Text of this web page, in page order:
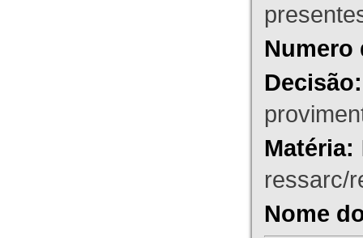
Numero
Decisão:
Matéria:
ressarc/
Nome